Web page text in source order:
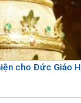
cho Đức Giáo